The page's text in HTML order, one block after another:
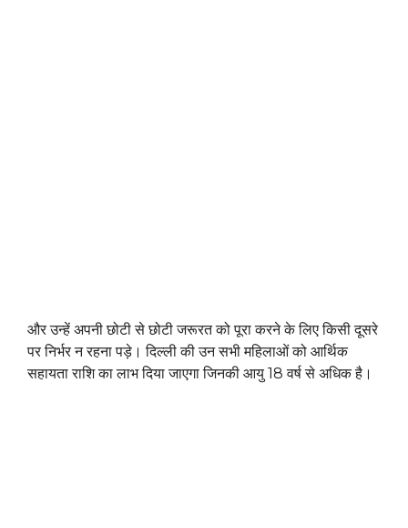
और उन्हें अपनी छोटी से छोटी जरूरत को पूरा करने के लिए किसी दूसरे
पर निर्भर न रहना पड़े। दिल्ली की उन सभी महिलाओं को आर्थिक
सहायता राशि का लाभ दिया जाएगा जिनकी आयु 18 वर्ष से अधिक है।